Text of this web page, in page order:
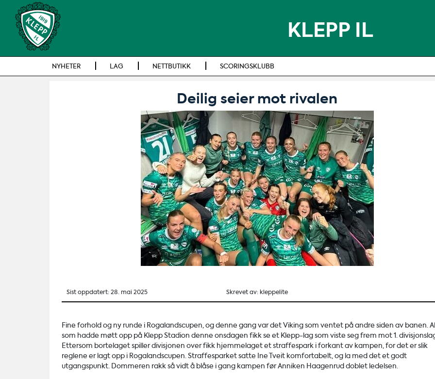
KLEPP IL
NYHETER LAG NETTBUTIKK SCORINGSKLUBB
Deilig seier mot rivalen
Sist oppdatert: 28. mai 2025 Skrevet av: kleppelite
Fine forhold og ny runde i Rogalandscupen, og denne gang var det Viking som ventet på andre siden av banen.
som hadde møtt opp på Klepp Stadion denne onsdagen fikk se et Klepp-lag som viste seg frem mot 1.
Ettersom bortelaget spiller divisjonen over fikk hjemmelaget et straffespark i forkant av kampen, for det er slik
reglene er lagt opp i Rogalandscupen. Straffesparket satte Ine Tveit komfortabelt, og la med det et godt
utgangspunkt. Dommeren rakk så vidt å blåse i gang kampen før Anniken Haagenrud doblet ledelsen.